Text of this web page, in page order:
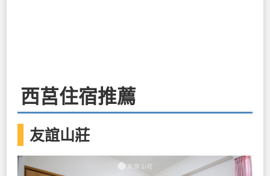
西莒住宿推薦
友誼山莊